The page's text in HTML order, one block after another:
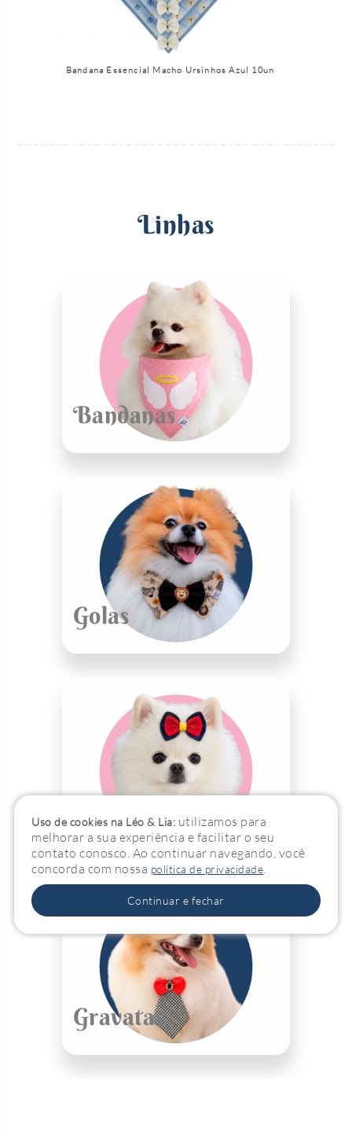
Bandana Essencial Macho Ursinhos Azul 10un
Linhas
Bandanas
Golas
Laços
Gravatas
Uso de cookies na Léo & Lia: utilizamos para
melhorar a sua experiência e facilitar o seu
contato conosco. Ao continuar navegando, você
concorda com nossa política de privacidade
Continuar e fechar